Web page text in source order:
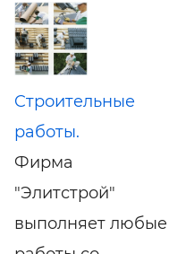
Cтроительные
работы.
Фирма
"Элитстрой"
выполняет любые